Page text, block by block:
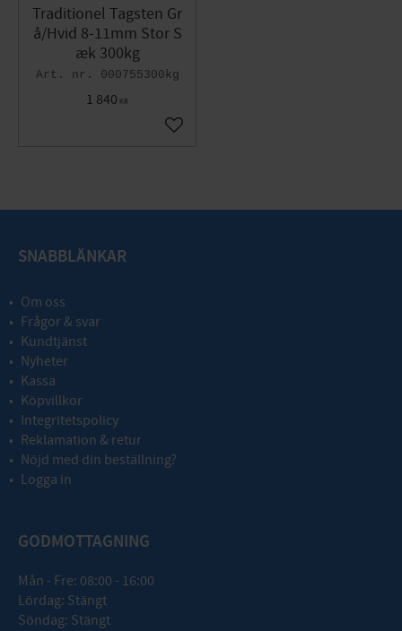
Traditionel Tagsten Gr
å/Hvid 8-11mm Stor S
æk 300kg
000755300kg
1 840 KR
Gem som favorit
SNABBLÄNKAR
Om oss
Frågor & svar
Kundtjänst
Nyheter
Kassa
Köpvillkor
Integritetspolicy
Reklamation & retur
Nöjd med din beställning?
Logga in
GODMOTTAGNING
Mån - Fre: 08:00 - 16:00
Lördag: Stängt
Söndag: Stängt